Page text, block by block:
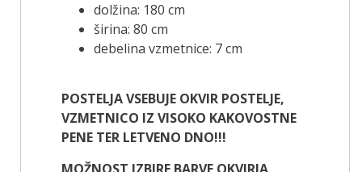
dolžina: 180 cm
širina: 80 cm
debelina vzmetnice: 7 cm
POSTELJA VSEBUJE OKVIR POSTELJE,
VZMETNICO IZ VISOKO KAKOVOSTNE
PENE TER LETVENO DNO!!!